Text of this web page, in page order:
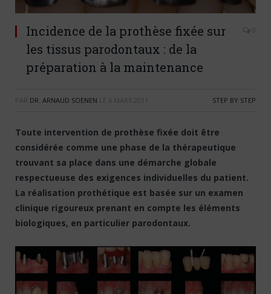
Incidence de la prothèse fixée sur
les tissus parodontaux : de la
préparation à la maintenance
0
PAR DR. ARNAUD SOENEN LE 6 MARS 2011 STEP BY STEP
Toute intervention de prothèse fixée doit être
considérée comme une phase de la thérapeutique
trouvant sa place dans une démarche globale
respectueuse des exigences individuelles du patient.
La réalisation prothétique est basée sur un examen
clinique rigoureux prenant en compte les éléments
biologiques, en particulier parodontaux.